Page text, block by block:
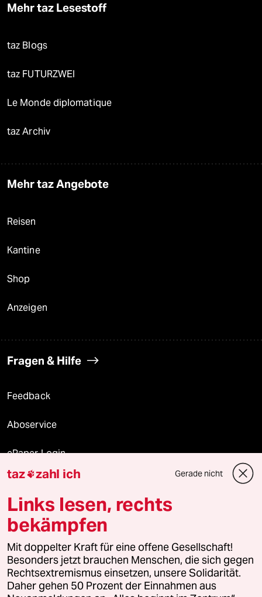
Mehr taz Lesestoff
taz Blogs
taz FUTURZWEI
Le Monde diplomatique
taz Archiv
Mehr taz Angebote
Reisen
Kantine
Shop
Anzeigen
Fragen & Hilfe
Feedback
Aboservice
ePaper Login
Downloads für Abonnierende
© 2026 taz Verlags und Vertriebs GmbH
Alle Rechte vorbehalten. Bei rechtlichen Fragen oder für Genehmigungen
wenden Sie sich bitte an lizenzen@taz.de
Feedback Redaktionsstatut Kommune-Richtlinien
taz zahl ich Gerade nicht
Links lesen, rechts
bekämpfen
Mit doppelter Kraft für eine offene Gesellschaft!
Besonders jetzt brauchen Menschen, die sich gegen
Rechtsextremismus einsetzen, unsere Solidarität.
Daher gehen 50 Prozent der Einnahmen aus